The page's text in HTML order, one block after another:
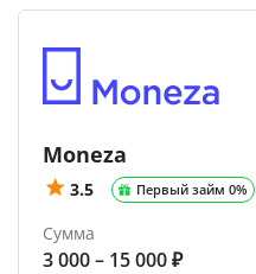
Moneza
3.5 Первый займ 0%
Сумма
3 000 – 15 000 ₽